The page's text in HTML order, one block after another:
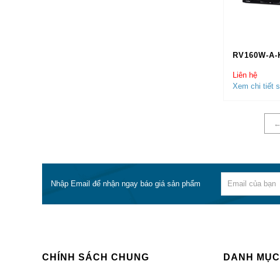
Router
Cisco
Chúng tôi
RV160W-A-
Liên hệ
Xem chi tiết
←
Nhập Email để nhận ngay báo giá sản phẩm
CHÍNH SÁCH CHUNG DANH